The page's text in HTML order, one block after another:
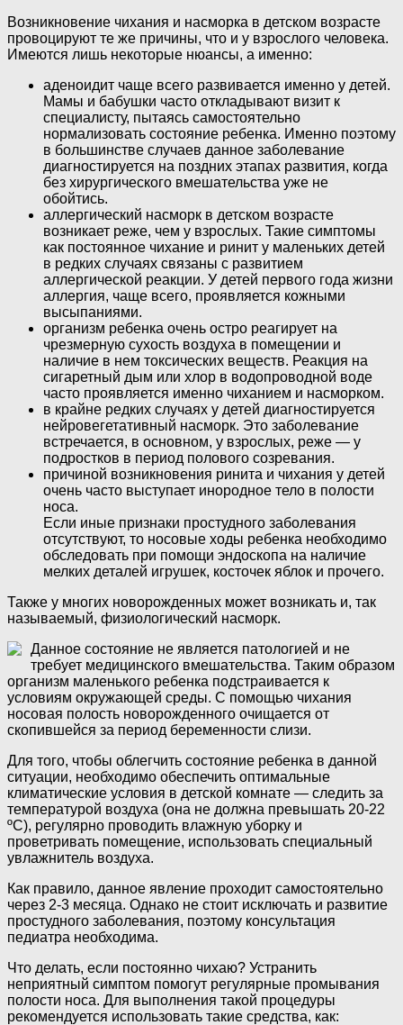
Возникновение чихания и насморка в детском возрасте
провоцируют те же причины, что и у взрослого человека.
Имеются лишь некоторые нюансы, а именно:
аденоидит чаще всего развивается именно у детей.
Мамы и бабушки часто откладывают визит к
специалисту, пытаясь самостоятельно
нормализовать состояние ребенка. Именно поэтому
в большинстве случаев данное заболевание
диагностируется на поздних этапах развития, когда
без хирургического вмешательства уже не
обойтись.
аллергический насморк в детском возрасте
возникает реже, чем у взрослых. Такие симптомы
как постоянное чихание и ринит у маленьких детей
в редких случаях связаны с развитием
аллергической реакции. У детей первого года жизни
аллергия, чаще всего, проявляется кожными
высыпаниями.
организм ребенка очень остро реагирует на
чрезмерную сухость воздуха в помещении и
наличие в нем токсических веществ. Реакция на
сигаретный дым или хлор в водопроводной воде
часто проявляется именно чиханием и насморком.
в крайне редких случаях у детей диагностируется
нейровегетативный насморк. Это заболевание
встречается, в основном, у взрослых, реже — у
подростков в период полового созревания.
причиной возникновения ринита и чихания у детей
очень часто выступает инородное тело в полости
носа.
Если иные признаки простудного заболевания
отсутствуют, то носовые ходы ребенка необходимо
обследовать при помощи эндоскопа на наличие
мелких деталей игрушек, косточек яблок и прочего.
Также у многих новорожденных может возникать и, так
называемый, физиологический насморк.
Данное состояние не является патологией и не
требует медицинского вмешательства. Таким образом
организм маленького ребенка подстраивается к
условиям окружающей среды. С помощью чихания
носовая полость новорожденного очищается от
скопившейся за период беременности слизи.
Для того, чтобы облегчить состояние ребенка в данной
ситуации, необходимо обеспечить оптимальные
климатические условия в детской комнате — следить за
температурой воздуха (она не должна превышать 20-22
ºС), регулярно проводить влажную уборку и
проветривать помещение, использовать специальный
увлажнитель воздуха.
Как правило, данное явление проходит самостоятельно
через 2-3 месяца. Однако не стоит исключать и развитие
простудного заболевания, поэтому консультация
педиатра необходима.
Что делать, если постоянно чихаю? Устранить
неприятный симптом помогут регулярные промывания
полости носа. Для выполнения такой процедуры
рекомендуется использовать такие средства, как: